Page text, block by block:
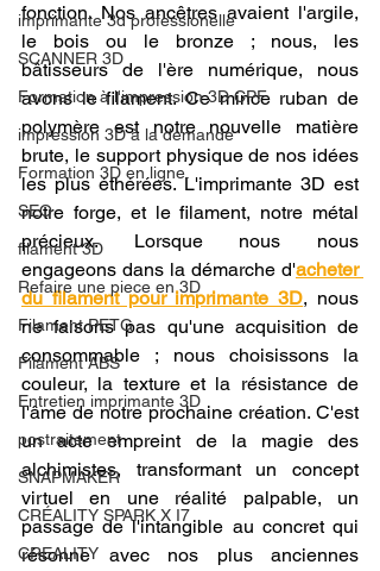
imprimante 3d professionelle
SCANNER 3D
Formation à l'impression 3D CPF
impression 3D à la demande
Formation 3D en ligne.
SEO
filament 3D
Refaire une piece en 3D
Filament PETG
Filament ABS
Entretien imprimante 3D
postraitement
SNAPMAKER
CRÉALITY SPARK X I7
CREALITY
fonction. Nos ancêtres avaient l'argile,
le bois ou le bronze ; nous, les
bâtisseurs de l'ère numérique, nous
avons le filament. Ce mince ruban de
polymère est notre nouvelle matière
brute, le support physique de nos idées
les plus éthérées. L'imprimante 3D est
notre forge, et le filament, notre métal
précieux. Lorsque nous nous
engageons dans la démarche d'acheter
du filament pour imprimante 3D, nous
ne faisons pas qu'une acquisition de
consommable ; nous choisissons la
couleur, la texture et la résistance de
l'âme de notre prochaine création. C'est
un acte empreint de la magie des
alchimistes, transformant un concept
virtuel en une réalité palpable, un
passage de l'intangible au concret qui
résonne avec nos plus anciennes